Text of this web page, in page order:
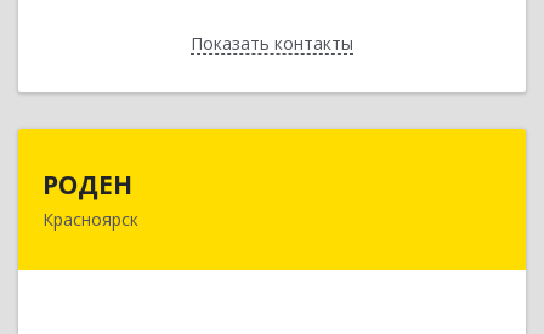
Показать контакты
Назад
РОДЕН
Красноярск
660064, Красноярский край, Красноярск г, им